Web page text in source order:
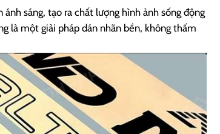
sáng, tạo ra chất lượng hình ảnh sống động
là một giải pháp dán nhãn bền, không thấm